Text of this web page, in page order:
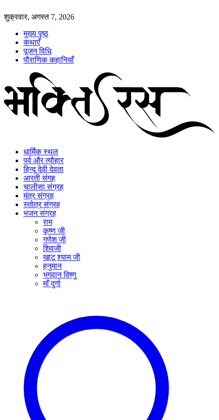
शुक्रवार, अगस्त 7, 2026
मुख्य पृष्ठ
कथाएँ
पूजन विधि
पौराणिक कहानियाँ
धार्मिक स्थल
पर्व और त्यौहार
हिन्दू देवी देवता
आरती संगह
चालीसा संग्रह
मंत्र संग्रह
स्तोत्र संग्रह
भजन संग्रह
राम
कृष्ण जी
गणेश जी
शिवजी
खाटू श्याम जी
हनुमान
भगवान विष्णु
माँ दुर्गा